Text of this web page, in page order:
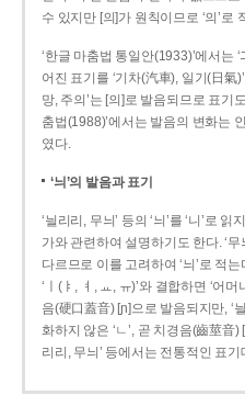
수 있지만 [의]가 원칙이므로 ‘의’로
‘한글 마춤법 통일안(1933)’에서는
어진 표기를 ‘기차(汽車), 일기(日氣
망, 주의’는 [의]로 발음되므로 표기
춤법(1988)’에서는 발음의 변화는
였다.
‘늬’의 발음과 표기
‘늴리리, 무늬’ 등의 ‘늬’를 ‘니’로 읽
가와 관련하여 설명하기도 한다. ‘무
다르므로 이를 고려하여 ‘늬’로 적
‘ㅣ(ㅑ, ㅕ, ㅛ, ㅠ)’와 결합하면 ‘어
음(硬口蓋音) [ɲ]으로 발음되지만, ‘
화하지 않은 ‘ㄴ’, 곧 치경음(齒莖音
리리, 무늬’ 등에서는 전통적인 표기